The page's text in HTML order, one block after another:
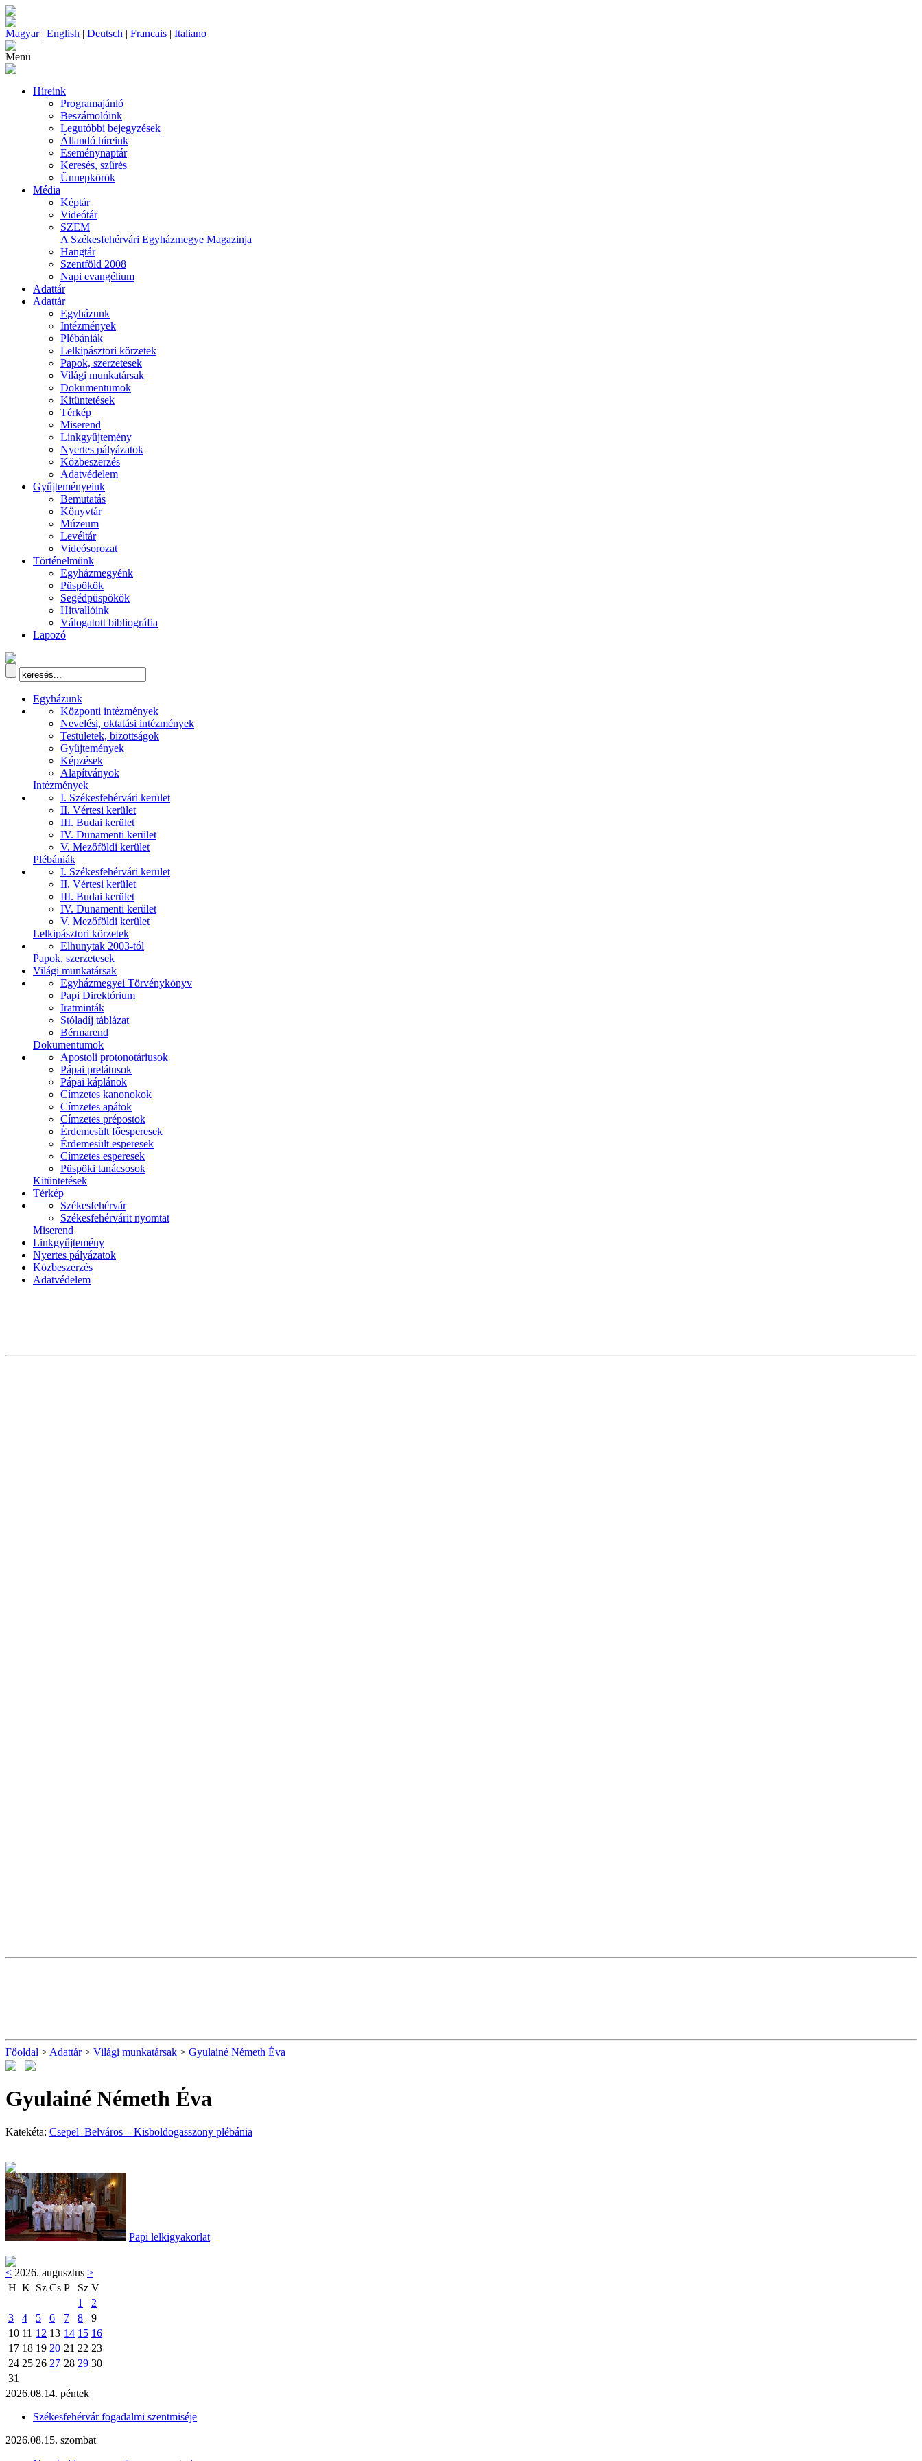
Magyar| English | Deutsch | Francais | Italiano
Menü
Híreink
Programajánló
Beszámolóink
Legutóbbi bejegyzések
Állandó híreink
Eseménynaptár
Keresés, szűrés
Ünnepkörök
Média
Képtár
Videótár
SZEM
A Székesfehérvári Egyházmegye Magazinja
Hangtár
Szentföld 2008
Napi evangélium
Adattár
Adattár
Egyházunk
Intézmények
Plébániák
Lelkipásztori körzetek
Papok, szerzetesek
Világi munkatársak
Dokumentumok
Kitüntetések
Térkép
Miserend
Linkgyűjtemény
Nyertes pályázatok
Közbeszerzés
Adatvédelem
Gyűjteményeink
Bemutatás
Könyvtár
Múzeum
Levéltár
Videósorozat
Történelmünk
Egyházmegyénk
Püspökök
Segédpüspökök
Hitvallóink
Válogatott bibliográfia
Lapozó
Egyházunk
Központi intézmények
Nevelési, oktatási intézmények
Testületek, bizottságok
Gyűjtemények
Képzések
Alapítványok
Intézmények
I. Székesfehérvári kerület
II. Vértesi kerület
III. Budai kerület
IV. Dunamenti kerület
V. Mezőföldi kerület
Plébániák
I. Székesfehérvári kerület
II. Vértesi kerület
III. Budai kerület
IV. Dunamenti kerület
V. Mezőföldi kerület
Lelkipásztori körzetek
Elhunytak 2003-tól
Papok, szerzetesek
Világi munkatársak
Egyházmegyei Törvénykönyv
Papi Direktórium
Iratminták
Stóladíj táblázat
Bérmarend
Dokumentumok
Apostoli protonotáriusok
Pápai prelátusok
Pápai káplánok
Címzetes kanonokok
Címzetes apátok
Címzetes prépostok
Érdemesült főesperesek
Érdemesült esperesek
Címzetes esperesek
Püspöki tanácsosok
Kitüntetések
Térkép
Székesfehérvár
Székesfehérvárit nyomtat
Miserend
Linkgyűjtemény
Nyertes pályázatok
Közbeszerzés
Adatvédelem
Főoldal > Adattár> Világi munkatársak > Gyulainé Németh Éva
Gyulainé Németh Éva
Katekéta: Csepel–Belváros – Kisboldogasszony plébánia
Papi lelkigyakorlat
< 2026. augusztus >
H K Sz Cs P Sz V
1
2
3
4 5 6 7 8
9
10 11 12 13 14 15 16
17 18 19 20 21 22 23
24 25 26 27 28 29 30
31
2026.08.14. péntek
Székesfehérvár fogadalmi szentmiséje
2026.08.15. szombat